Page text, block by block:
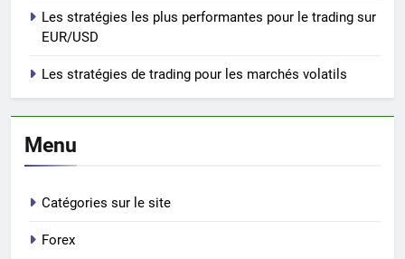
Les stratégies les plus performantes pour le trading sur
EUR/USD
Les stratégies de trading pour les marchés volatils
Menu
Catégories sur le site
Forex